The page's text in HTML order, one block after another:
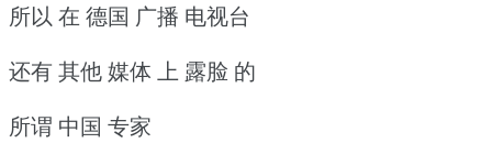
所以 在 德国 广播 电视台
还有 其他 媒体 上 露脸 的
所谓 中国 专家